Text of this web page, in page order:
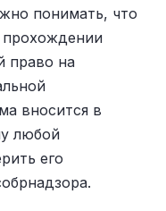
понимать, что
прохождении
право на
вносится в
любой
его